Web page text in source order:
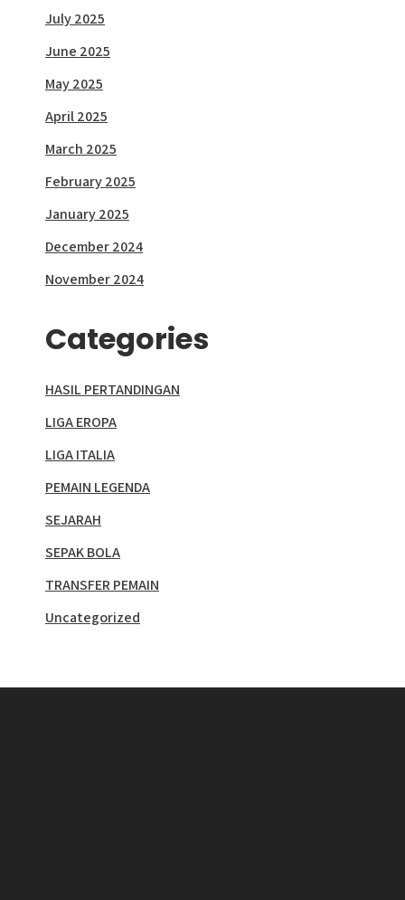
July 2025
June 2025
May 2025
April 2025
March 2025
February 2025
January 2025
December 2024
November 2024
Categories
HASIL PERTANDINGAN
LIGA EROPA
LIGA ITALIA
PEMAIN LEGENDA
SEJARAH
SEPAK BOLA
TRANSFER PEMAIN
Uncategorized